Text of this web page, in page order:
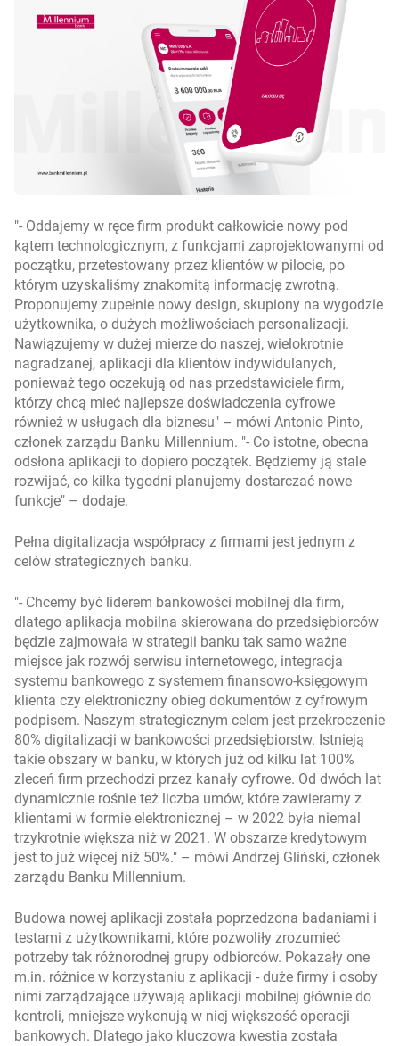
- Oddajemy w ręce firm produkt całkowicie nowy pod
kątem technologicznym, z funkcjami zaprojektowanymi od
początku, przetestowany przez klientów w pilocie, po
którym uzyskaliśmy znakomitą informację zwrotną.
Proponujemy zupełnie nowy design, skupiony na wygodzie
użytkownika, o dużych możliwościach personalizacji.
Nawiązujemy w dużej mierze do naszej, wielokrotnie
nagradzanej, aplikacji dla klientów indywidulanych,
ponieważ tego oczekują od nas przedstawiciele firm,
którzy chcą mieć najlepsze doświadczenia cyfrowe
również w usługach dla biznesu – mówi Antonio Pinto,
członek zarządu Banku Millennium. - Co istotne, obecna
odsłona aplikacji to dopiero początek. Będziemy ją stale
rozwijać, co kilka tygodni planujemy dostarczać nowe
funkcje – dodaje.
Pełna digitalizacja współpracy z firmami jest jednym z
celów strategicznych banku.
- Chcemy być liderem bankowości mobilnej dla firm,
dlatego aplikacja mobilna skierowana do przedsiębiorców
będzie zajmowała w strategii banku tak samo ważne
miejsce jak rozwój serwisu internetowego, integracja
systemu bankowego z systemem finansowo-księgowym
klienta czy elektroniczny obieg dokumentów z cyfrowym
podpisem. Naszym strategicznym celem jest przekroczenie
80% digitalizacji w bankowości przedsiębiorstw. Istnieją
takie obszary w banku, w których już od kilku lat 100%
zleceń firm przechodzi przez kanały cyfrowe. Od dwóch lat
dynamicznie rośnie też liczba umów, które zawieramy z
klientami w formie elektronicznej – w 2022 była niemal
trzykrotnie większa niż w 2021. W obszarze kredytowym
jest to już więcej niż 50%. – mówi Andrzej Gliński, członek
zarządu Banku Millennium.
Budowa nowej aplikacji została poprzedzona badaniami i
testami z użytkownikami, które pozwoliły zrozumieć
potrzeby tak różnorodnej grupy odbiorców. Pokazały one
m.in. różnice w korzystaniu z aplikacji - duże firmy i osoby
nimi zarządzające używają aplikacji mobilnej głównie do
kontroli, mniejsze wykonują w niej większość operacji
bankowych. Dlatego jako kluczowa kwestia została